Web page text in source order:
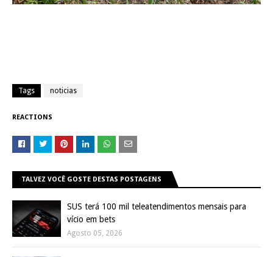
Tags noticias
REACTIONS
TALVEZ VOCÊ GOSTE DESTAS POSTAGENS
SUS terá 100 mil teleatendimentos mensais para
vício em bets
Agosto 05, 2026